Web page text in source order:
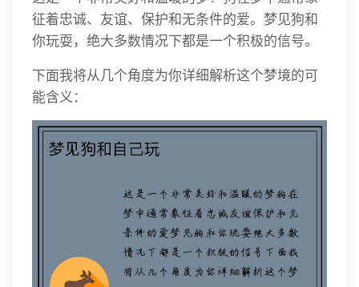
征着忠诚、友谊、保护和无条件的爱。梦见狗和
你玩耍，绝大多数情况下都是一个积极的信号。
下面我将从几个角度为你详细解析这个梦境的可
能含义：